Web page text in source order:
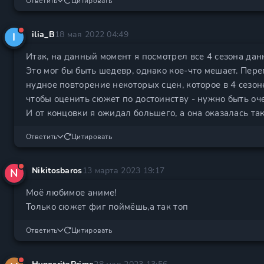
I ilia_B18 мая 2022 04:49
Итак, на данный момент я посмотрел все 4 сезона
Это мог бы быть шедевр, однако кое-что мешает.
нудное повторение некоторых сцен, которое в 4
чтобы оценить сюжет по достоинству - нужно быть
И от концовки я ожидал большего, а она оказалась
Ответить Цитировать
N Nikitosbaros13 марта 2023 19:17
Моё любимое аниме!
Только сюжет фиг поймёшь,а так топ
Ответить Цитировать